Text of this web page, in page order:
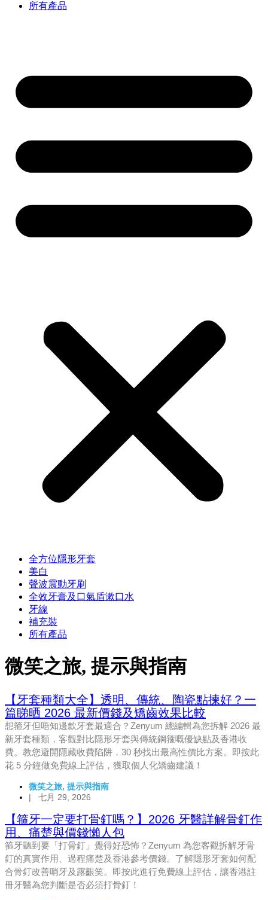
所有產品
全方位隱形牙套
美白
聲波震動牙刷
全效牙膏及口氣盾漱口水
牙線
補充裝
所有產品
微笑之旅,提示與指南
【牙套種類大全】透明、傳統、陶瓷點揀好？一
篇睇晒 2026 最新價錢及矯齒效果比較
想箍牙但唔知邊款牙套最適合？Zenyum 總編輯為您拆解 2026 最
新牙套種類，客觀對比隱形牙套與傳統鋼箍嘅優缺點及香港收
費。教您避開隱藏收費陷阱，30 秒找出最高性價比方案。即按此
花 5 分鐘做免費線上評估，獲取個人化矯齒建議！
微笑之旅, 提示與指南
|
七月 29, 2026
【箍牙一定要打骨釘嗎？】2026 牙醫詳解骨釘作
用、痛楚與價錢懶人包
箍牙聽到要「打骨釘」覺得好恐怖？Zenyum 為您客觀拆解牙骨
釘的真實作用、過程痛楚及香港參考價錢。了解隱形牙套如何配
合骨釘改善哨牙及露齦笑。即按此進行免費線上評估，讓香港註
冊牙醫為您判斷是否必須打骨釘！